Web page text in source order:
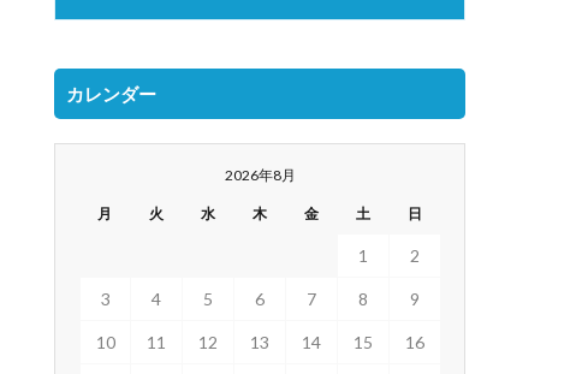
カレンダー
2026年8月
月 火 水 木 金 土 日
1 2
3 4 5 6 7 8 9
10 11 12 13 14 15 16